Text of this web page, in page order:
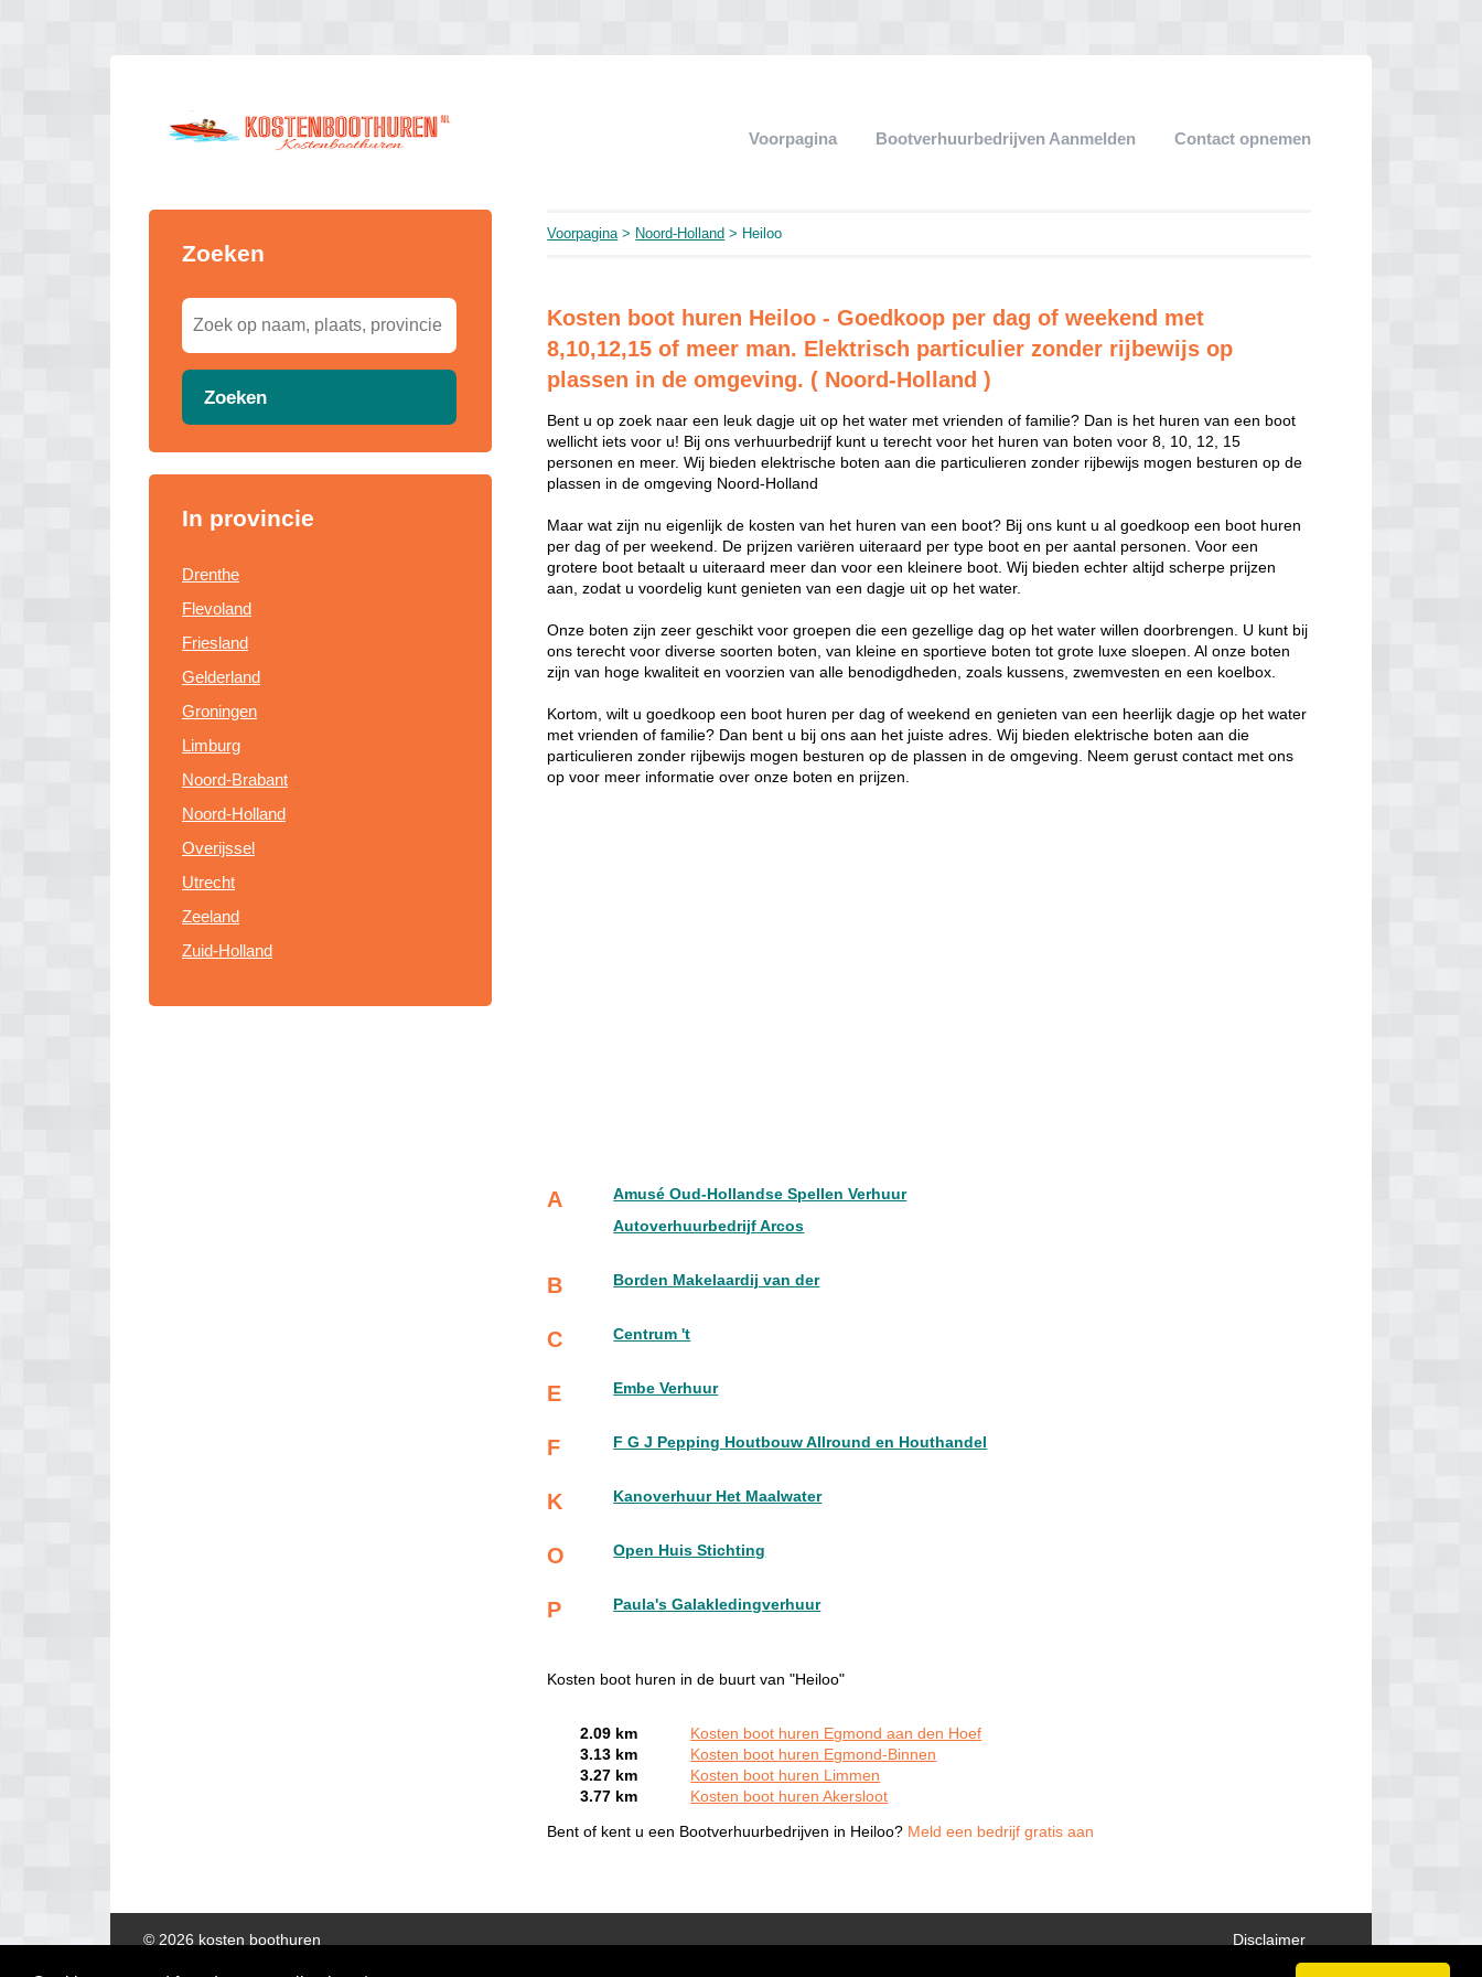
Voorpagina Bootverhuurbedrijven Aanmelden Contact opnemen
Zoeken
Zoeken
In provincie
Drenthe
Flevoland
Friesland
Gelderland
Groningen
Limburg
Noord-Brabant
Noord-Holland
Overijssel
Utrecht
Zeeland
Zuid-Holland
Voorpagina> Noord-Holland > Heiloo
Kosten boot huren Heiloo - Goedkoop per dag of weekend met
8,10,12,15 of meer man. Elektrisch particulier zonder rijbewijs op
plassen in de omgeving. ( Noord-Holland )
Bent u op zoek naar een leuk dagje uit op het water met vrienden of familie? Dan is het huren van een boot
wellicht iets voor u! Bij ons verhuurbedrijf kunt u terecht voor het huren van boten voor 8, 10, 12, 15
personen en meer. Wij bieden elektrische boten aan die particulieren zonder rijbewijs mogen besturen op de
plassen in de omgeving Noord-Holland
Maar wat zijn nu eigenlijk de kosten van het huren van een boot? Bij ons kunt u al goedkoop een boot huren
per dag of per weekend. De prijzen variëren uiteraard per type boot en per aantal personen. Voor een
grotere boot betaalt u uiteraard meer dan voor een kleinere boot. Wij bieden echter altijd scherpe prijzen
aan, zodat u voordelig kunt genieten van een dagje uit op het water.
Onze boten zijn zeer geschikt voor groepen die een gezellige dag op het water willen doorbrengen. U kunt bij
ons terecht voor diverse soorten boten, van kleine en sportieve boten tot grote luxe sloepen. Al onze boten
zijn van hoge kwaliteit en voorzien van alle benodigdheden, zoals kussens, zwemvesten en een koelbox.
Kortom, wilt u goedkoop een boot huren per dag of weekend en genieten van een heerlijk dagje op het water
met vrienden of familie? Dan bent u bij ons aan het juiste adres. Wij bieden elektrische boten aan die
particulieren zonder rijbewijs mogen besturen op de plassen in de omgeving. Neem gerust contact met ons
op voor meer informatie over onze boten en prijzen.
A
Amusé Oud-Hollandse Spellen Verhuur
Autoverhuurbedrijf Arcos
B Borden Makelaardij van der
C Centrum 't
E Embe Verhuur
F F G J Pepping Houtbouw Allround en Houthandel
K Kanoverhuur Het Maalwater
O Open Huis Stichting
P Paula's Galakledingverhuur
Kosten boot huren in de buurt van "Heiloo"
2.09 km
Kosten boot huren Egmond aan den Hoef
3.13 km
Kosten boot huren Egmond-Binnen
3.27 km
Kosten boot huren Limmen
3.77 km
Kosten boot huren Akersloot
Bent of kent u een Bootverhuurbedrijven in Heiloo? Meld een bedrijf gratis aan
Disclaimer
© 2026 kosten boothuren